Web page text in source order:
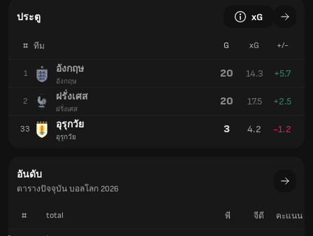
ประตู xG
# ทีม G xG +/-
1 อังกฤษ
อังกฤษ
20 14.3 +5.7
2 ฝรั่งเศส
ฝรั่งเศส
20 17.5 +2.5
33 อุรุกวัย
อุรุกวัย
3 4.2 -1.2
อันดับ
ตารางปัจจุบัน บอลโลก 2026
# total พี จีดี คะแนน